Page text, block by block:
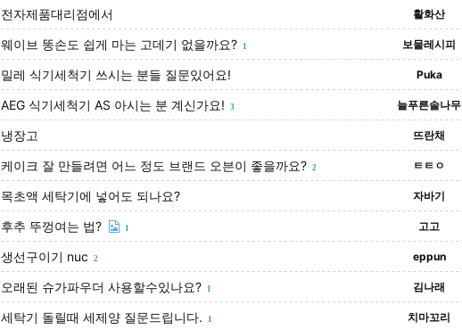
전자제품대리점에서 활화산
웨이브 똥손도 쉽게 마는 고데기 없을까요? 1 보물레시피
밀레 식기세척기 쓰시는 분들 질문있어요! Puka
AEG 식기세척기 AS 아시는 분 계신가요! 3 늘푸른솔나무
냉장고 뜨란채
케이크 잘 만들려면 어느 정도 브랜드 오븐이 좋을까요? 2 ㅌㅌㅇ
목초액 세탁기에 넣어도 되나요? 자바기
후추 뚜껑여는 법? 1 고고
생선구이기 nuc 2 eppun
오래된 슈가파우더 사용할수있나요? 1 김나래
세탁기 돌릴때 세제양 질문드립니다. 1 치마꼬리